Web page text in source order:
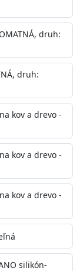
prachu,
Otvory
Acrylic light
natreté
nátery
100% a
5°C až
druh:
druh:
kov a drevo -
kov a drevo -
kov a drevo -
silikón-